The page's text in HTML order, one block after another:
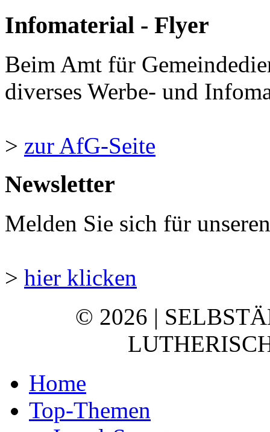
Infomaterial - Flyer
Beim Amt für
diverses Werbe- und
> zur AfG-Seite
Newsletter
Melden Sie sich für
> hier klicken
© 2026 |
Home
Top-Themen